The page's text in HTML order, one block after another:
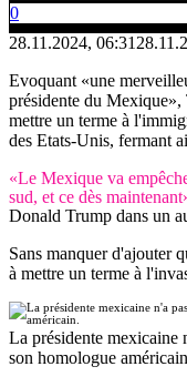
0
28.11.2024, 06:31
Evoquant «une
présidente du
mettre un terme à
des Etats-Unis, fermant
«Le Mexique va
sud, et ce dès
Donald Trump dans un
Sans manquer d'ajouter
à mettre un terme à
La présidente mexicaine
son homologue